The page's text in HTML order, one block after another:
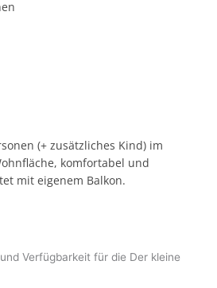
(+ zusätzliches Kind) im
komfortabel und
mit eigenem Balkon.
Verfügbarkeit für die Der kleine